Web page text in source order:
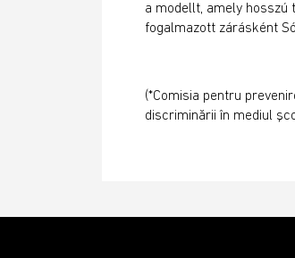
a modellt, amely hosszú
fogalmazott zárásként
(*Comisia pentru
discriminării în mediul